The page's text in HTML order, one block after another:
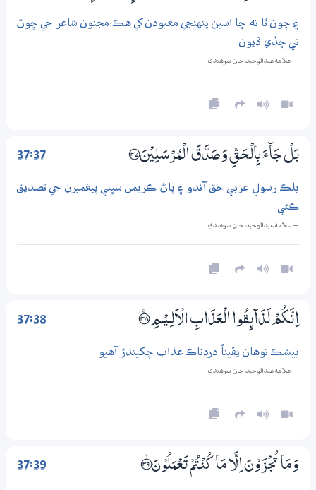
۽ چون ٿا ته ڇا اسين پنهنجي معبودن کي هڪ مجنون شاعر جي چوڻ
تي ڇڏي ڏيون
— علامه عبدالوحيد جان سرھندي
37:37 بَلْ جَاۗءَ بِالْـحَــقِّ وَصَدَّقَ الْمُرْسَلِيْنَ ؀37
بلڪ رسولِ عربي حق آندو ۽ پاڻ ڪريمن سڀني پيغمبرن جي تصديق
ڪئي
— علامه عبدالوحيد جان سرھندي
37:38 اِنَّكُمْ لَذَاۗىِٕقُوا الْعَذَابِ الْاَلِــيْـمِ ؀ۚ38
بيشڪ توهان يقيناً دردناڪ عذاب چکيندڙ آهيو
— علامه عبدالوحيد جان سرھندي
37:39 وَمَا تُجْزَوْنَ اِلَّا مَا كُنْتُمْ تَعْمَلُوْنَ ؀ۙ39